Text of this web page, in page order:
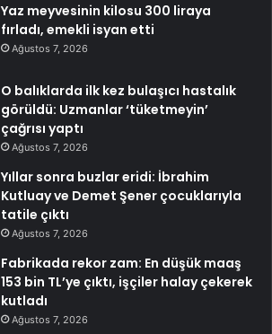
Yaz meyvesinin kilosu 300 liraya
fırladı, emekli isyan etti
Ağustos 7, 2026
O balıklarda ilk kez bulaşıcı hastalık
görüldü: Uzmanlar ‘tüketmeyin’
çağrısı yaptı
Ağustos 7, 2026
Yıllar sonra buzlar eridi: İbrahim
Kutluay ve Demet Şener çocuklarıyla
tatile çıktı
Ağustos 7, 2026
Fabrikada rekor zam: En düşük maaş
153 bin TL’ye çıktı, işçiler halay çekerek
kutladı
Ağustos 7, 2026